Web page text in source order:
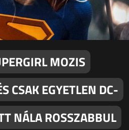
MOZIS
CSAK EGYETLEN DC-
NÁLA ROSSZABBUL